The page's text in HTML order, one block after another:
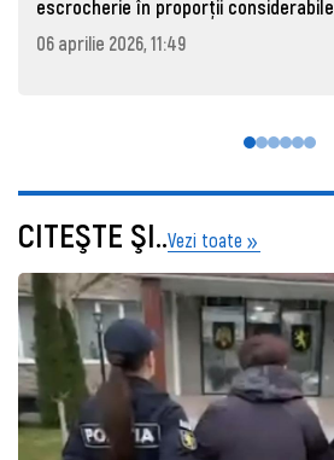
escrocherie în proporții considerabile
06 aprilie 2026, 11:49
CITEŞTE ŞI..Vezi toate